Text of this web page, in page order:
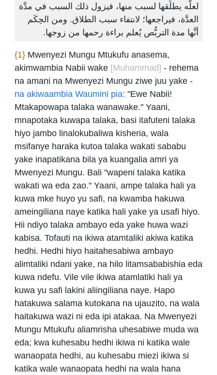
لعلَّه يطلِّقها لسبب منها، فيزول ذلك السبب في مدَّة
العدَّة، فيراجعها؛ لانتفاء سبب الطلاق. ومن الحِكَم
أنَّها مدة التربُّص يُعلم براءة رحمها من زوجها.
{1} Mwenyezi Mungu Mtukufu anasema,
akimwambia Nabii wake [Muhammad] - rehema
na amani na Mwenyezi Mungu ziwe juu yake -
na akiwaambia Waumini pia: "Ewe Nabii!
Mtakapowapa talaka wanawake." Yaani,
mnapotaka kuwapa talaka, basi itafuteni talaka
hiyo jambo linalokubaliwa kisheria, wala
msifanye haraka kutoa talaka wakati sababu
yake inapatikana bila ya kuangalia amri ya
Mwenyezi Mungu. Bali "wapeni talaka katika
wakati wa eda zao." Yaani, ampe talaka hali ya
kuwa mke huyo yu safi, na kwamba hakuwa
ameingiliana naye katika hali yake ya usafi hiyo.
Hii ndiyo talaka ambayo eda yake huwa wazi
kabisa. Tofauti na ikiwa atamtaliki akiwa katika
hedhi. Hedhi hiyo haitahesabiwa ambayo
alimtaliki ndani yake, na hilo litamsababishia eda
kuwa ndefu. Vile vile ikiwa atamlatiki hali ya
kuwa yu safi lakini aliingiliana naye. Hapo
hatakuwa salama kutokana na ujauzito, na wala
haitakuwa wazi ni eda ipi atakaa. Na Mwenyezi
Mungu Mtukufu aliamrisha uhesabiwe muda wa
eda; kwa kuhesabu hedhi ikiwa ni katika wale
wanaopata hedhi, au kuhesabu miezi ikiwa si
katika wale wanaopata hedhi na wala hana